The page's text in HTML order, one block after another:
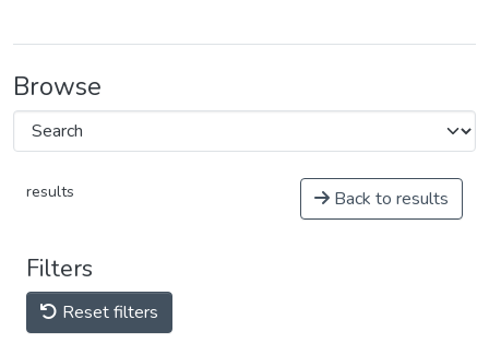
Browse
results Back to results
Filters
Reset filters